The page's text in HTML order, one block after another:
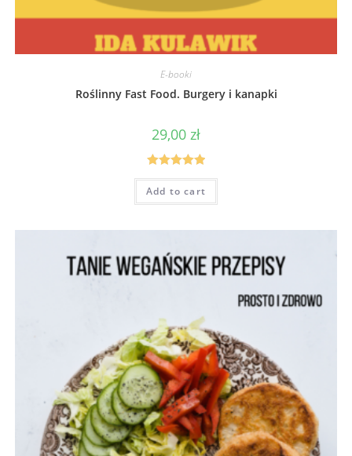
E-booki
Roślinny Fast Food. Burgery i kanapki
29,00 zł
Rated5.00
out of 5
Add to cart